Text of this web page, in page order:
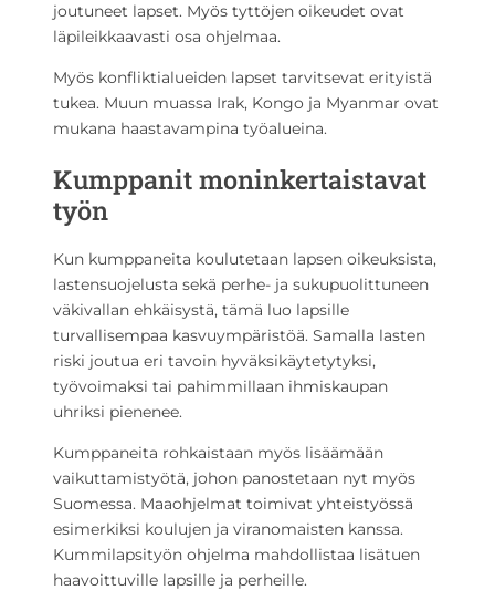
joutuneet lapset. Myös tyttöjen oikeudet ovat
läpileikkaavasti osa ohjelmaa.
Myös konfliktialueiden lapset tarvitsevat erityistä
tukea. Muun muassa Irak, Kongo ja Myanmar ovat
mukana haastavampina työalueina.
Kumppanit moninkertaistavat
työn
Kun kumppaneita koulutetaan lapsen oikeuksista,
lastensuojelusta sekä perhe- ja sukupuolittuneen
väkivallan ehkäisystä, tämä luo lapsille
turvallisempaa kasvuympäristöä. Samalla lasten
riski joutua eri tavoin hyväksikäytetytyksi,
työvoimaksi tai pahimmillaan ihmiskaupan
uhriksi pienenee.
Kumppaneita rohkaistaan myös lisäämään
vaikuttamistyötä, johon panostetaan nyt myös
Suomessa. Maaohjelmat toimivat yhteistyössä
esimerkiksi koulujen ja viranomaisten kanssa.
Kummilapsityön ohjelma mahdollistaa lisätuen
haavoittuville lapsille ja perheille.